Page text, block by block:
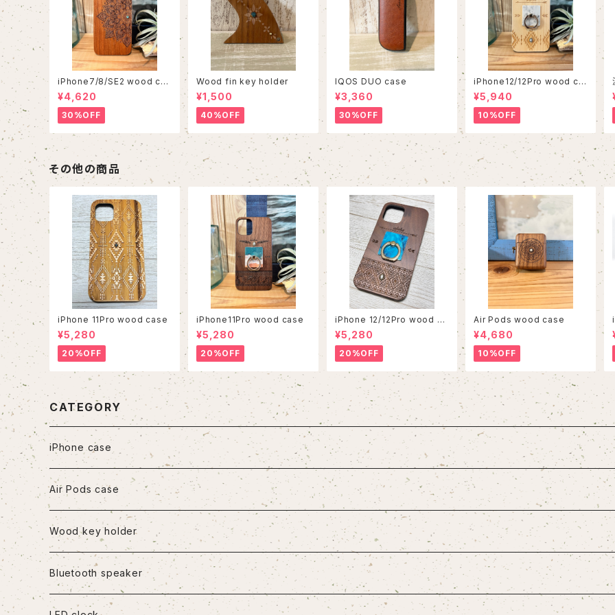
iPhone7/8/SE2 wood cas
e 86
¥4,620
30%OFF
Wood fin key holder
¥1,500
40%OFF
IQOS DUO case
¥3,360
30%OFF
iPhone12/12Pro wood ca
se
¥5,940
10%OFF
その他の商品
iPhone 11Pro wood case
¥5,280
20%OFF
iPhone11Pro wood case
¥5,280
20%OFF
iPhone 12/12Pro wood ca
se
¥5,280
20%OFF
Air Pods wood case
¥4,680
10%OFF
CATEGORY
iPhone case
iPhone7/8/SE2
iPhone8Plus
iPhoneX/XS
Air Pods case
Wood key holder
Bluetooth speaker